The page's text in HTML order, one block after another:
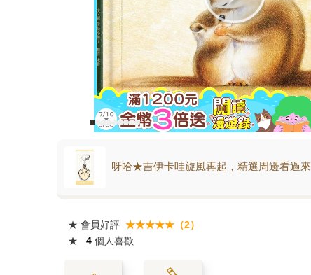
呀哈★吉伊卡哇旋風再起，精選周邊看過來
★ 會員好評 ★★★★★（2）
★
4 個人喜歡